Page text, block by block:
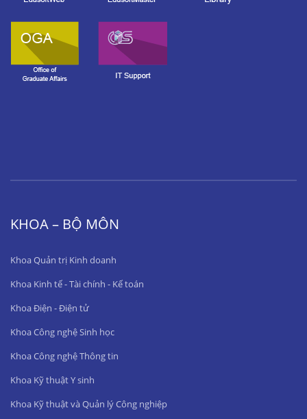
KHOA – BỘ MÔN
Khoa Quản trị Kinh doanh
Khoa Kinh tế - Tài chính - Kế toán
Khoa Điện - Điện tử
Khoa Công nghệ Sinh học
Khoa Công nghệ Thông tin
Khoa Kỹ thuật Y sinh
Khoa Kỹ thuật và Quản lý Công nghiệp